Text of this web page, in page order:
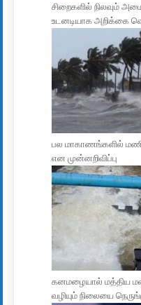
சிறைகளில் நிலவும்
உடனடியாக அறிக்கை
பல மாகாணங்களில்
என முன்னறிவிப்பு
கனமழையால் மத்திய
வழியும் நிலையை